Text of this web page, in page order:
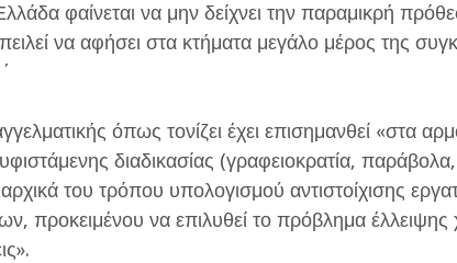
φαίνεται να μην δείχνει την παραμικρή
να αφήσει στα κτήματα μεγάλο μέρος της
όπως τονίζει έχει επισημανθεί «στα
διαδικασίας (γραφειοκρατία,
του τρόπου υπολογισμού αντιστοίχισης
προκειμένου να επιλυθεί το πρόβλημα έλλειψης